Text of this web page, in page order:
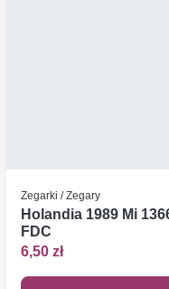
Zegarki / Zegary
Holandia 1989 Mi
FDC
6,50 zł